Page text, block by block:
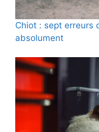
Chiot : sept erreurs
absolument